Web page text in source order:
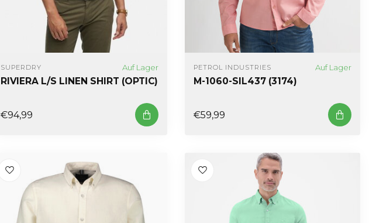
SUPERDRY Auf Lager
RIVIERA L/S LINEN SHIRT (OPTIC)
€94,99
PETROL INDUSTRIES Auf Lager
M-1060-SIL437 (3174)
€59,99